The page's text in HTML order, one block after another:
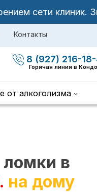
сети клиник.
Контакты
8 (927) 216-
Горячая линия в
от алкоголизма
ломки в
на дому